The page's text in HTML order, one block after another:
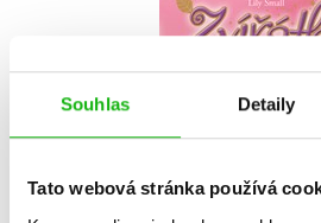
Souhlas Detaily
Tato webová stránka používá
Zvířátka
Kouzelného
Štěňátko
Lily Small